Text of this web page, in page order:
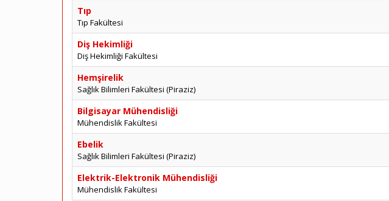
Tıp
Tıp Fakültesi
Diş Hekimliği
Diş Hekimliği Fakültesi
Hemşirelik
Sağlık Bilimleri Fakültesi (Piraziz)
Bilgisayar Mühendisliği
Mühendislik Fakültesi
Ebelik
Sağlık Bilimleri Fakültesi (Piraziz)
Elektrik-Elektronik Mühendisliği
Mühendislik Fakültesi